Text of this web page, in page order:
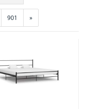
901 »